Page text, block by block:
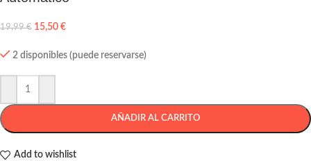
19,99€ 15,50 €
2 disponibles (puede reservarse)
AÑADIR AL CARRITO
Add to wishlist